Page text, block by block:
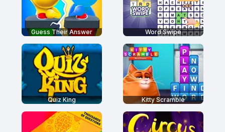
Guess Their Answer Word Swipe
Quiz King Kitty Scramble